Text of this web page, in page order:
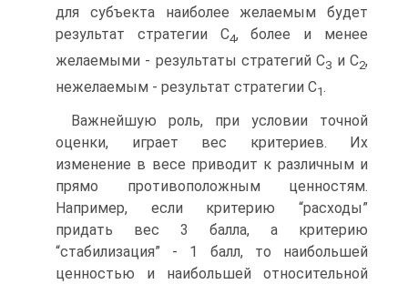
для субъекта наиболее же­лаемым будет
результат стратегии С4, более и менее
желаемыми - результа­ты стратегий С3 и С2,
нежелаемым - результат стратегии С1.
Важнейшую роль, при условии точной
оценки, играет вес критериев. Их
изменение в весе приводит к различным и
прямо противоположным ценно­стям.
Например, если критерию “расходы”
придать вес 3 балла, а критерию
“стабилизация” - 1 балл, то наибольшей
ценностью и наибольшей относи­тельной